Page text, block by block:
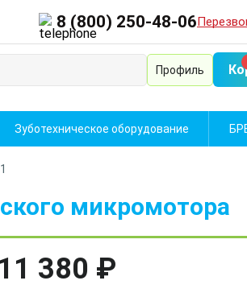
8 (800) 250-48-06
Профиль
Зуботехническое оборудование
микромотора
11 380 ₽